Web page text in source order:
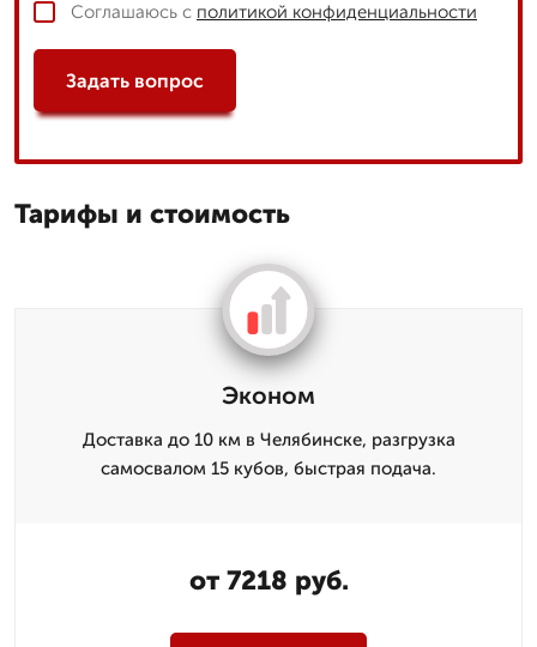
Соглашаюсь с политикой конфиденциальности
Задать вопрос
Тарифы и стоимость
Эконом
Доставка до 10 км в Челябинске, разгрузка
самосвалом 15 кубов, быстрая подача.
от 7218 руб.